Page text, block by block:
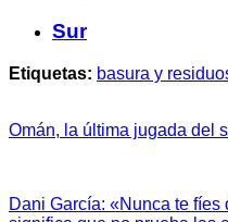
Sur
Etiquetas: basura y
Omán, la última jugada del
Dani García: «Nunca te